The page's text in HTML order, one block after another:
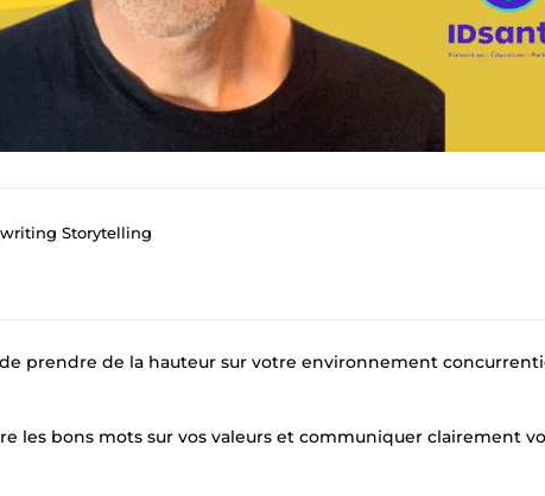
Storytelling
prendre de la hauteur sur votre environnement
les bons mots sur vos valeurs et communiquer clairement